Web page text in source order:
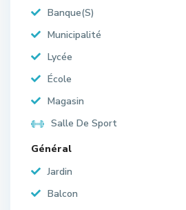
Banque(S)
Municipalité
Lycée
École
Magasin
Salle De Sport
Général
Jardin
Balcon